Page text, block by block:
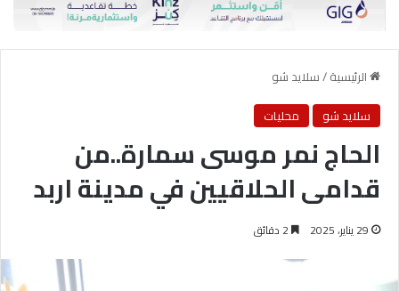
الرئيسية/سلايد شو
سلايد شو
محليات
الحاج نمر موسى سمارة..من
قدامى الحلاقيين في مدينة اربد
29 يناير، 2025